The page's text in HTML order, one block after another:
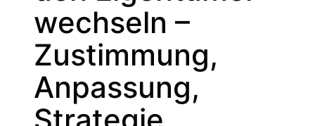
wechseln –
Zustimmung,
Anpassung,